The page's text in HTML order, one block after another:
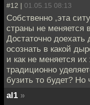
#12 | 01.05.15 08:13
Собственно ,эта
страны не меняется
Достаточно
осознать в какой
и как не меняется
традиционно
бузить то будет? Но
al1 »